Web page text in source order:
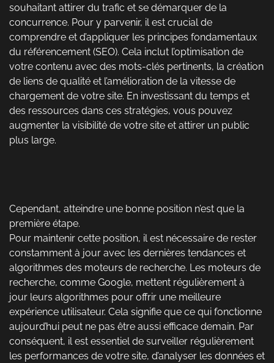
souhaitant attirer du trafic et se démarquer de la
concurrence. Pour y parvenir, il est crucial de
comprendre et d’appliquer les principes fondamentaux
du référencement (SEO). Cela inclut l’optimisation de
votre contenu avec des mots-clés pertinents, la création
de liens de qualité et l’amélioration de la vitesse de
chargement de votre site. En investissant du temps et
des ressources dans ces stratégies, vous pouvez
augmenter la visibilité de votre site et attirer un public
plus large.
Cependant, atteindre une bonne position n’est que la
première étape.
Pour maintenir cette position, il est nécessaire de rester
constamment à jour avec les dernières tendances et
algorithmes des moteurs de recherche. Les moteurs de
recherche, comme Google, mettent régulièrement à
jour leurs algorithmes pour offrir une meilleure
expérience utilisateur. Cela signifie que ce qui fonctionne
aujourd’hui peut ne pas être aussi efficace demain. Par
conséquent, il est essentiel de surveiller régulièrement
les performances de votre site, d’analyser les données et